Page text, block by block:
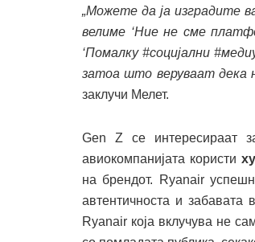
„Можете да ја изградите
велиме ‘Ние не сме
‘Помалку #социјални
затоа што веруваат дека
заклучи Мелет.
Gen Z се интересираат
авиокомпанијата користи
на брендот. Ryanair
автентичноста и забавата
Ryanair која вклучува не